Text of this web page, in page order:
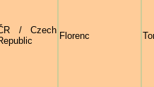
/ Czech
Florenc